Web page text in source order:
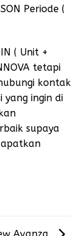
Periode (
( Unit +
tetapi
kontak
yang ingin di
supaya